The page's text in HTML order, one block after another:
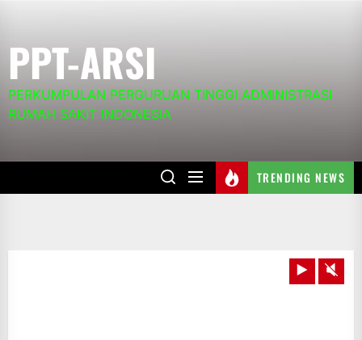
the
content
PPT-ARSI
PERKUMPULAN PERGURUAN TINGGI ADMINISTRASI
RUMAH SAKIT INDONESIA
TRENDING NEWS
Play